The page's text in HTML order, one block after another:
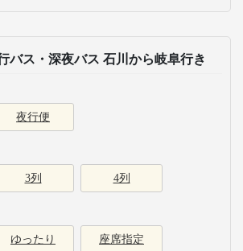
バス・深夜バス 石川から岐阜行き
夜行便
3列 4列
ゆったり 座席指定